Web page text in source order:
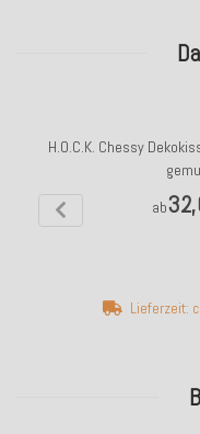
H.O.C.K. Chessy
ab
Lieferzeit: